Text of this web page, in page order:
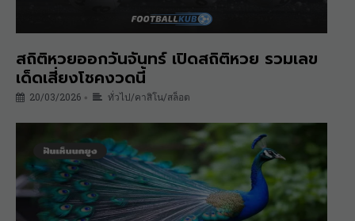
สถิติหวยออกวันจันทร์ เปิดสถิติหวย รวมเลข
เด็ดเสี่ยงโชคงวดนี้
20/03/2026 • ทั่วไป/คาสิโน/สล็อต